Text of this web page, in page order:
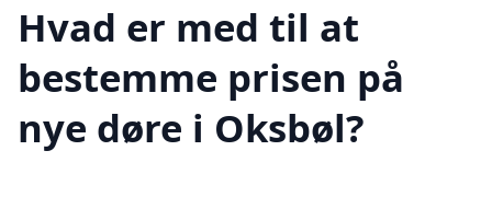
Hvad er med til at
bestemme prisen på
nye døre i Oksbøl?